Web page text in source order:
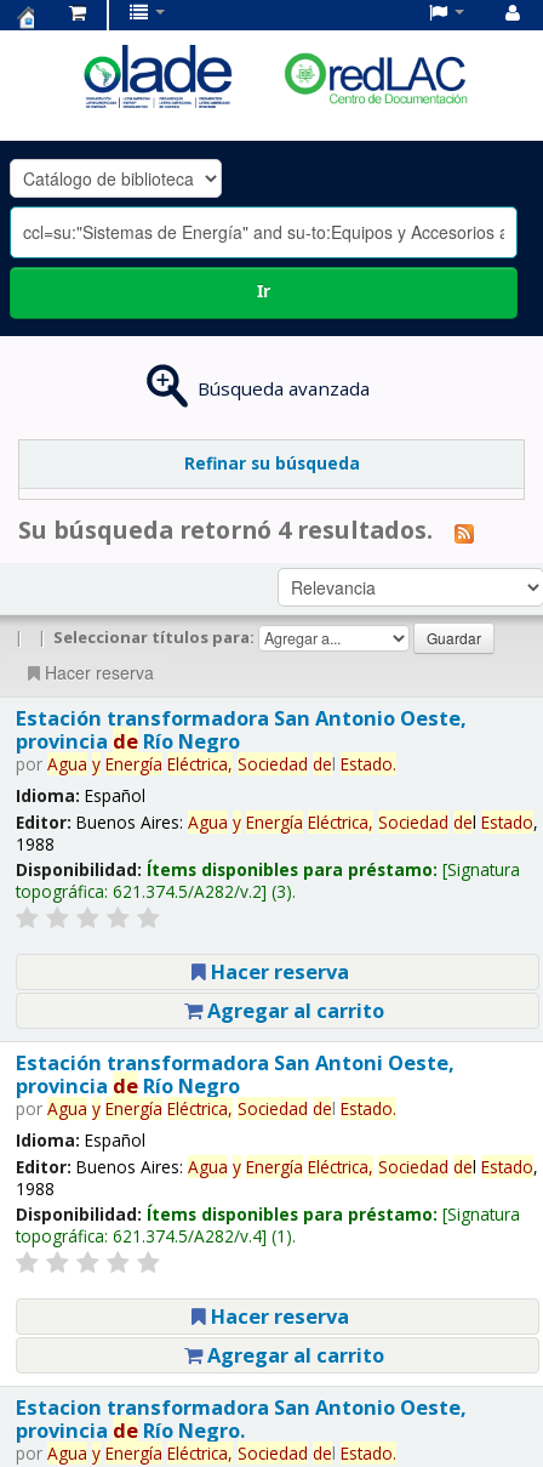
OLADE
-
Ir
Búsqueda avanzada
Refinar su búsqueda
Su búsqueda retornó 4 resultados.
| | Seleccionar títulos para:
Hacer reserva
Estación transformadora San Antonio Oeste,
provincia deRío Negro
por Agua y Energía Eléctrica, Sociedad del Estado.
Idioma: Español
Editor: Buenos Aires: Agua y Energía Eléctrica, Sociedad del Estado,
1988
Disponibilidad: Ítems disponibles para préstamo: Signatura
topográfica: 621.374.5/A282/v.2 (3).
Hacer reserva
Agregar al carrito
Estación transformadora San Antoni Oeste,
provincia deRío Negro
por Agua y Energía Eléctrica, Sociedad del Estado.
Idioma: Español
Editor: Buenos Aires: Agua y Energía Eléctrica, Sociedad del Estado,
1988
Disponibilidad: Ítems disponibles para préstamo: Signatura
topográfica: 621.374.5/A282/v.4 (1).
Hacer reserva
Agregar al carrito
Estacion transformadora San Antonio Oeste,
provincia deRío Negro.
por Agua y Energía Eléctrica, Sociedad del Estado.